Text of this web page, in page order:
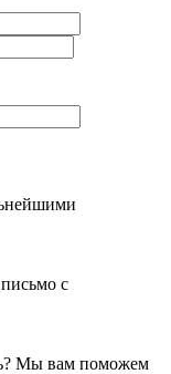
с
Мы вам поможем